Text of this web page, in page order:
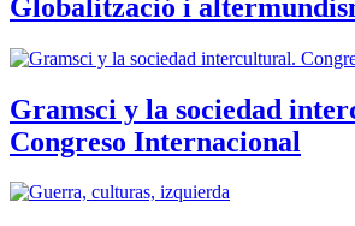
Globalització i
Gramsci y la sociedad
Congreso Internacional